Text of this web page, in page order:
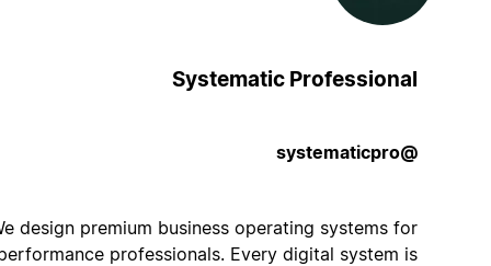
Systematic Professional
We design premium business operating systems for
high-performance professionals. Every digital system is